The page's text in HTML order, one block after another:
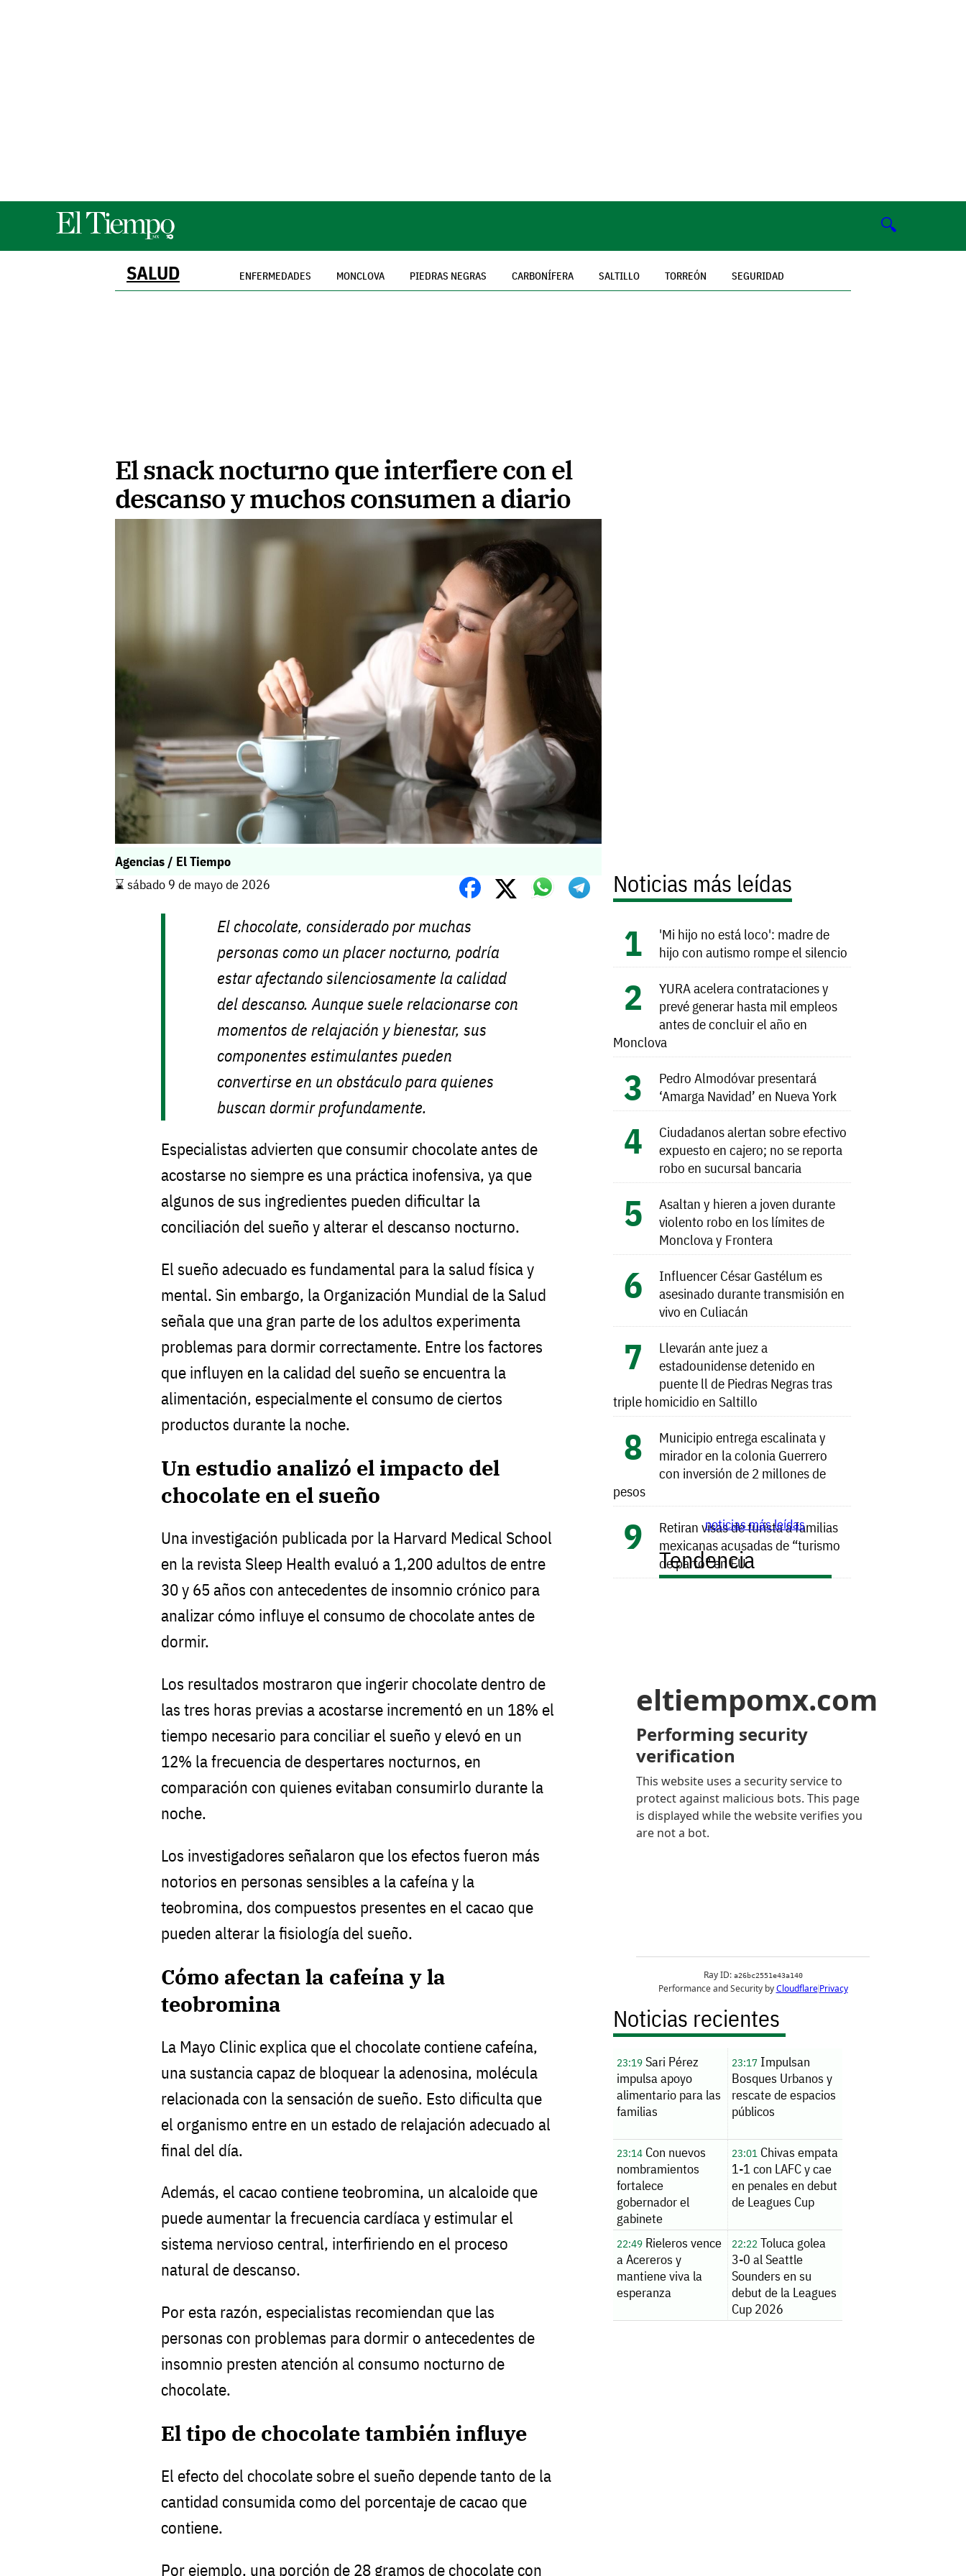
🔍
SALUD ENFERMEDADES MONCLOVA PIEDRAS NEGRAS CARBONÍFERA SALTILLO TORREÓN SEGURIDAD
El snack nocturno que interfiere con el
descanso y muchos consumen a diario
Agencias / El Tiempo
⌛️ sábado 9 de mayo de 2026
El chocolate, considerado por muchas
personas como un placer nocturno, podría
estar afectando silenciosamente la calidad
del descanso. Aunque suele relacionarse con
momentos de relajación y bienestar, sus
componentes estimulantes pueden
convertirse en un obstáculo para quienes
buscan dormir profundamente.
Especialistas advierten que consumir chocolate antes de
acostarse no siempre es una práctica inofensiva, ya que
algunos de sus ingredientes pueden dificultar la
conciliación del sueño y alterar el descanso nocturno.
El sueño adecuado es fundamental para la salud física y
mental. Sin embargo, la Organización Mundial de la Salud
señala que una gran parte de los adultos experimenta
problemas para dormir correctamente. Entre los factores
que influyen en la calidad del sueño se encuentra la
alimentación, especialmente el consumo de ciertos
productos durante la noche.
Un estudio analizó el impacto del
chocolate en el sueño
Una investigación publicada por la Harvard Medical School
en la revista Sleep Health evaluó a 1,200 adultos de entre
30 y 65 años con antecedentes de insomnio crónico para
analizar cómo influye el consumo de chocolate antes de
dormir.
Los resultados mostraron que ingerir chocolate dentro de
las tres horas previas a acostarse incrementó en un 18% el
tiempo necesario para conciliar el sueño y elevó en un
12% la frecuencia de despertares nocturnos, en
comparación con quienes evitaban consumirlo durante la
noche.
Los investigadores señalaron que los efectos fueron más
notorios en personas sensibles a la cafeína y la
teobromina, dos compuestos presentes en el cacao que
pueden alterar la fisiología del sueño.
Cómo afectan la cafeína y la
teobromina
La Mayo Clinic explica que el chocolate contiene cafeína,
una sustancia capaz de bloquear la adenosina, molécula
relacionada con la sensación de sueño. Esto dificulta que
el organismo entre en un estado de relajación adecuado al
final del día.
Además, el cacao contiene teobromina, un alcaloide que
puede aumentar la frecuencia cardíaca y estimular el
sistema nervioso central, interfiriendo en el proceso
natural de descanso.
Por esta razón, especialistas recomiendan que las
personas con problemas para dormir o antecedentes de
insomnio presten atención al consumo nocturno de
chocolate.
El tipo de chocolate también influye
El efecto del chocolate sobre el sueño depende tanto de la
cantidad consumida como del porcentaje de cacao que
contiene.
Por ejemplo, una porción de 28 gramos de chocolate con
Noticias más leídas
'Mi hijo no está loco': madre de
hijo con autismo rompe el silencio
YURA acelera contrataciones y
prevé generar hasta mil empleos
antes de concluir el año en
Monclova
Pedro Almodóvar presentará
‘Amarga Navidad’ en Nueva York
Ciudadanos alertan sobre efectivo
expuesto en cajero; no se reporta
robo en sucursal bancaria
Asaltan y hieren a joven durante
violento robo en los límites de
Monclova y Frontera
Influencer César Gastélum es
asesinado durante transmisión en
vivo en Culiacán
Llevarán ante juez a
estadounidense detenido en
puente ll de Piedras Negras tras
triple homicidio en Saltillo
Municipio entrega escalinata y
mirador en la colonia Guerrero
con inversión de 2 millones de
pesos
Retiran visas de turista a familias
mexicanas acusadas de “turismo
de parto” en EU
noticias más leídas
Tendencia
Noticias recientes
23:19 Sari Pérez
impulsa apoyo
alimentario para las
familias
23:17Impulsan
Bosques Urbanos y
rescate de espacios
públicos
23:14 Con nuevos
nombramientos
fortalece
gobernador el
gabinete
23:01Chivas empata
1-1 con LAFC y cae
en penales en debut
de Leagues Cup
22:49 Rieleros vence
a Acereros y
mantiene viva la
esperanza
22:22Toluca golea
3-0 al Seattle
Sounders en su
debut de la Leagues
Cup 2026